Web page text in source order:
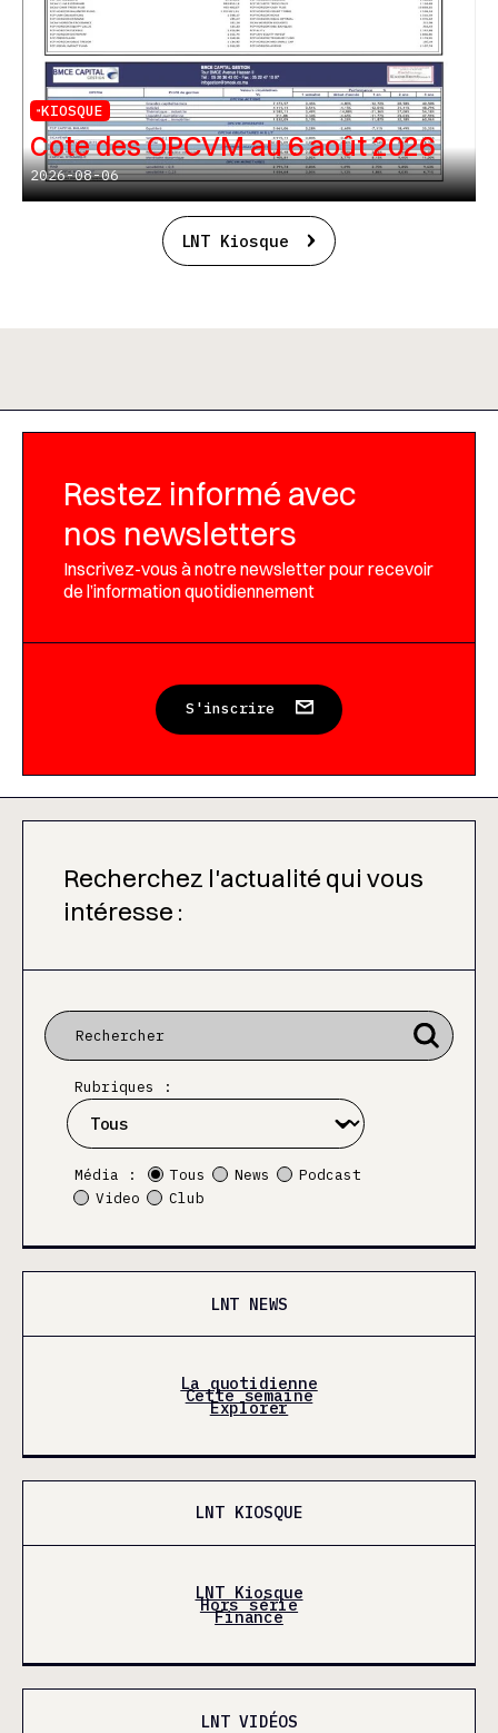
KIOSQUE
Cote des OPCVM au 6 août 2026
2026-08-06
LNT Kiosque
Restez informé avec
nos newsletters
Inscrivez-vous à notre newsletter pour recevoir
de l’information quotidiennement
S'inscrire
Recherchez l'actualité qui vous
intéresse :
Rubriques :
Média : Tous News
Podcast
Video
Club
LNT NEWS
La quotidienne
Cette semaine
Explorer
LNT KIOSQUE
LNT Kiosque
Hors série
Finance
LNT VIDÉOS